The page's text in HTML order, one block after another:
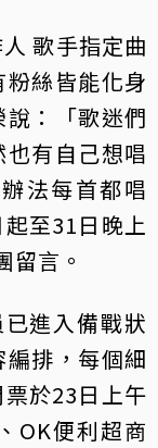
歌手指定曲
絲皆能化身
：「歌迷們
有自己想唱
法每首都唱
至31日晚上
留言。
進入備戰狀
排，每個細
於23日上午
OK便利超商